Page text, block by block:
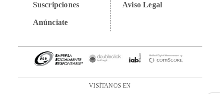
Suscripciones
Anúnciate
Aviso Legal
VISÍTANOS EN